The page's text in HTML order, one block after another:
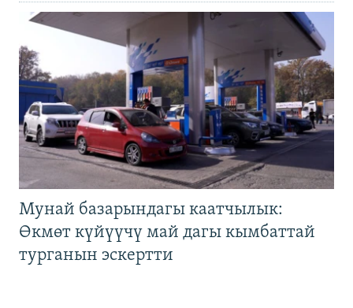
Мунай базарындагы каатчылык:
Өкмөт күйүүчү май дагы кымбаттай
турганын эскертти